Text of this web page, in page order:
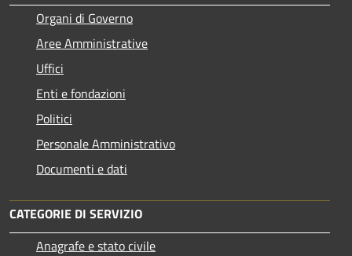
Organi di Governo
Aree Amministrative
Uffici
Enti e fondazioni
Politici
Personale Amministrativo
Documenti e dati
CATEGORIE DI SERVIZIO
Anagrafe e stato civile